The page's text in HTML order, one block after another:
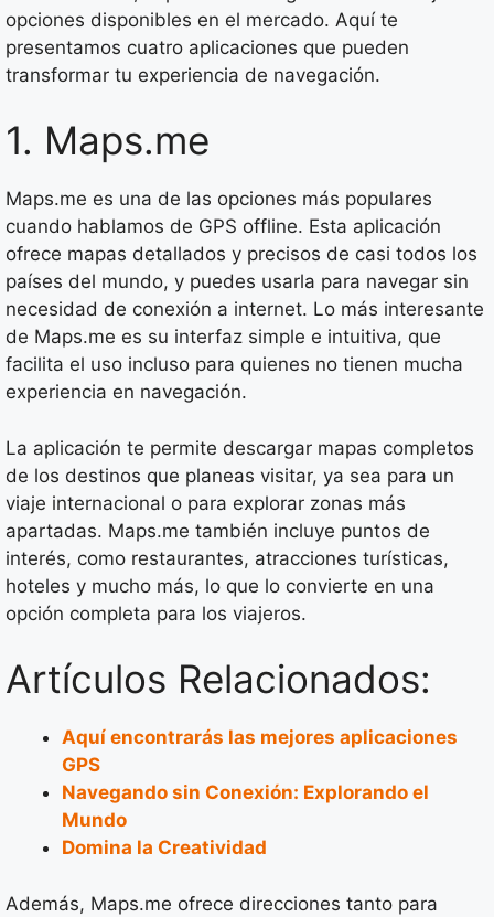
opciones disponibles en el mercado. Aquí te
presentamos cuatro aplicaciones que pueden
transformar tu experiencia de navegación.
1. Maps.me
Maps.me es una de las opciones más populares
cuando hablamos de GPS offline. Esta aplicación
ofrece mapas detallados y precisos de casi todos los
países del mundo, y puedes usarla para navegar sin
necesidad de conexión a internet. Lo más interesante
de Maps.me es su interfaz simple e intuitiva, que
facilita el uso incluso para quienes no tienen mucha
experiencia en navegación.
La aplicación te permite descargar mapas completos
de los destinos que planeas visitar, ya sea para un
viaje internacional o para explorar zonas más
apartadas. Maps.me también incluye puntos de
interés, como restaurantes, atracciones turísticas,
hoteles y mucho más, lo que lo convierte en una
opción completa para los viajeros.
Artículos Relacionados:
Aquí encontrarás las mejores aplicaciones
GPS
Navegando sin Conexión: Explorando el
Mundo
Domina la Creatividad
Además, Maps.me ofrece direcciones tanto para